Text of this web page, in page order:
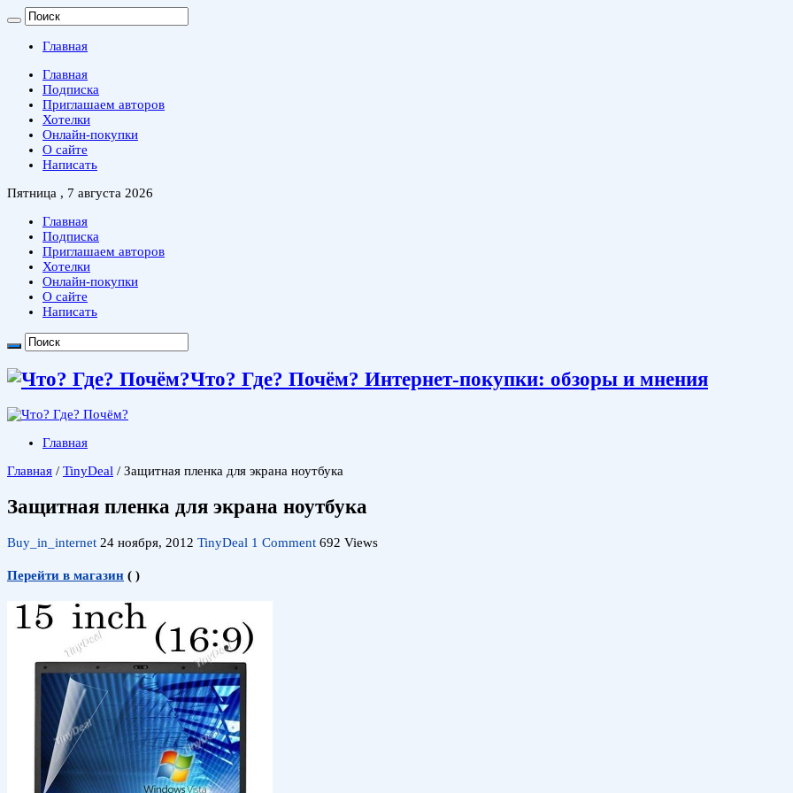
Главная
Главная
Подписка
Приглашаем авторов
Хотелки
Онлайн-покупки
О сайте
Написать
Пятница , 7 августа 2026
Главная
Подписка
Приглашаем авторов
Хотелки
Онлайн-покупки
О сайте
Написать
Что? Где? Почём? Интернет-покупки: обзоры и мнения
Главная
Главная / TinyDeal / Защитная пленка для экрана ноутбука
Защитная пленка для экрана ноутбука
Buy_in_internet 24 ноября, 2012 TinyDeal 1 Comment 692 Views
Перейти в магазин ( )